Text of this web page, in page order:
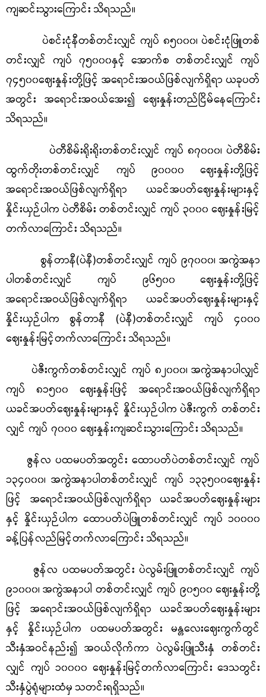
ကျဆင်းသွားကြောင်း သိရသည်။
ပဲစင်းငုံနီတစ်တင်းလျှင် ကျပ် ၈၅၀၀၀၊ ပဲစင်းငုံဖြူတစ်
တင်းလျှင် ကျပ် ၇၅၀၀၀နှင့် အောက်စ တစ်တင်းလျှင် ကျပ်
၇၄၅၀၀ဈေးနှုန်းတို့ဖြင့် အရောင်းအဝယ်ဖြစ်လျက်ရှိရာ ယခုပတ်
အတွင်း အရောင်းအဝယ်အေး၍ ဈေးနှုန်းတည်ငြိမ်နေကြောင်း
သိရသည်။
ပဲတီစိမ်းရိုးရိုးတစ်တင်းလျှင် ကျပ် ၈၇၀၀၀၊ ပဲတီစိမ်း
ထွက်တိုးတစ်တင်းလျှင် ကျပ် ၉၀၀၀၀ ဈေးနှုန်းတို့ဖြင့်
အရောင်းအဝယ်ဖြစ်လျက်ရှိရာ ယခင်အပတ်ဈေးနှုန်းများနှင့်
နှိုင်းယှဉ်ပါက ပဲတီစိမ်း တစ်တင်းလျှင် ကျပ် ၃၀၀၀ ဈေးနှုန်းမြင့်
တက်လာကြောင်း သိရသည်။
စွန်တာနီ(ပဲနီ)တစ်တင်းလျှင် ကျပ် ၉၇၀၀၀၊ အကွဲအနာ
ပါတစ်တင်းလျှင် ကျပ် ၉၆၅၀၀ ဈေးနှုန်းတို့ဖြင့်
အရောင်းအဝယ်ဖြစ်လျက်ရှိရာ ယခင်အပတ်ဈေးနှုန်းများနှင့်
နှိုင်းယှဉ်ပါက စွန်တာနီ (ပဲနီ)တစ်တင်းလျှင် ကျပ် ၄၀၀၀
ဈေးနှုန်းမြင့်တက်လာကြောင်း သိရသည်။
ပဲဇီးကွက်တစ်တင်းလျှင် ကျပ် ၈၂၀၀၀၊ အကွဲအနာပါလျှင်
ကျပ် ၈၁၅၀၀ ဈေးနှုန်းဖြင့် အရောင်းအဝယ်ဖြစ်လျက်ရှိရာ
ယခင်အပတ်ဈေးနှုန်းများနှင့် နှိုင်းယှဉ်ပါက ပဲဇီးကွက် တစ်တင်း
လျှင် ကျပ် ၇၀၀၀ ဈေးနှုန်းကျဆင်းသွားကြောင်း သိရသည်။
ဇွန်လ ပထမပတ်အတွင်း ထောပတ်ပဲတစ်တင်းလျှင် ကျပ်
၁၃၄၀၀၀၊ အကွဲအနာပါတစ်တင်းလျှင် ကျပ် ၁၃၃၅၀၀ဈေးနှုန်း
ဖြင့် အရောင်းအဝယ်ဖြစ်လျက်ရှိရာ ယခင်အပတ်ဈေးနှုန်းများ
နှင့် နှိုင်းယှဉ်ပါက ထောပတ်ပဲဖြူတစ်တင်းလျှင် ကျပ် ၁၀၀၀၀
ခန့်ပြန်လည်မြင့်တက်လာကြောင်း သိရသည်။
ဇွန်လ ပထမပတ်အတွင်း ပဲလွမ်းဖြူတစ်တင်းလျှင် ကျပ်
၉၁၀၀၀၊ အကွဲအနာပါ တစ်တင်းလျှင် ကျပ် ၉၀၅၀၀ ဈေးနှုန်းတို့
ဖြင့် အရောင်းအဝယ်ဖြစ်လျက်ရှိရာ ယခင်အပတ်ဈေးနှုန်းများ
နှင့် နှိုင်းယှဉ်ပါက ပထမပတ်အတွင်း မန္တလေးဈေးကွက်တွင်
သီးနှံအဝင်နည်း၍ အဝယ်လိုက်ကာ ပဲလွမ်းဖြူသီးနှံ တစ်တင်း
လျှင် ကျပ် ၁၀၀၀၀ ဈေးနှုန်းမြင့်တက်လာကြောင်း ဒေသတွင်း
သီးနှံပွဲရုံများထံမှ သတင်းရရှိသည်။